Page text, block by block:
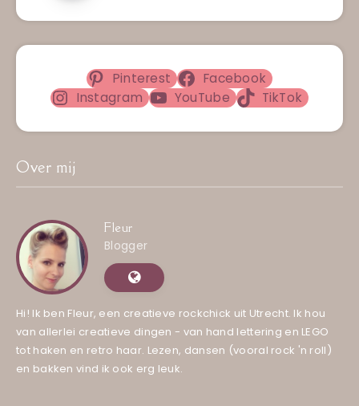
Pinterest
Facebook
Instagram
YouTube TikTok
Over mij
Fleur
Blogger
Hi! Ik ben Fleur, een creatieve rockchick uit Utrecht. Ik hou
van allerlei creatieve dingen - van hand lettering en LEGO
tot haken en retro haar. Lezen, dansen (vooral rock 'n roll)
en bakken vind ik ook erg leuk.